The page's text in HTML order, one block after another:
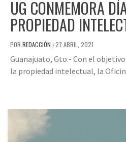
UG CONMEMORA
PROPIEDAD
POR REDACCIÓN /27 ABRIL, 2021
Guanajuato, Gto.- Con el
la propiedad intelectual, la